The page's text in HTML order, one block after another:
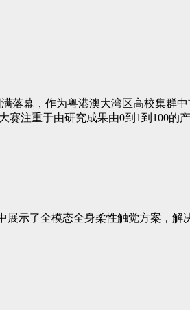
落幕，作为粤港澳大湾区高校集群
注重于由研究成果由0到1到100的
展示了全模态全身柔性触觉方案，